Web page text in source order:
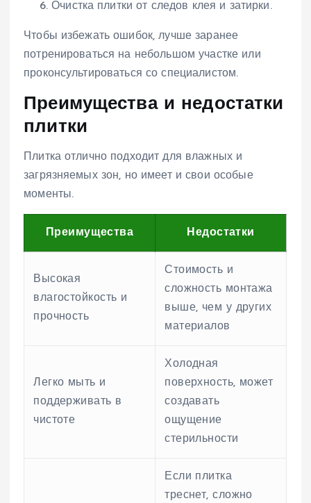
Очистка плитки от следов клея и затирки.
Чтобы избежать ошибок, лучше заранее
потренироваться на небольшом участке или
проконсультироваться со специалистом.
Преимущества и недостатки
плитки
Плитка отлично подходит для влажных и
загрязняемых зон, но имеет и свои особые
моменты.
Преимущества Недостатки
Высокая
влагостойкость и
прочность
Стоимость и
сложность монтажа
выше, чем у других
материалов
Легко мыть и
поддерживать в
чистоте
Холодная
поверхность, может
создавать
ощущение
стерильности
Если плитка
треснет, сложно